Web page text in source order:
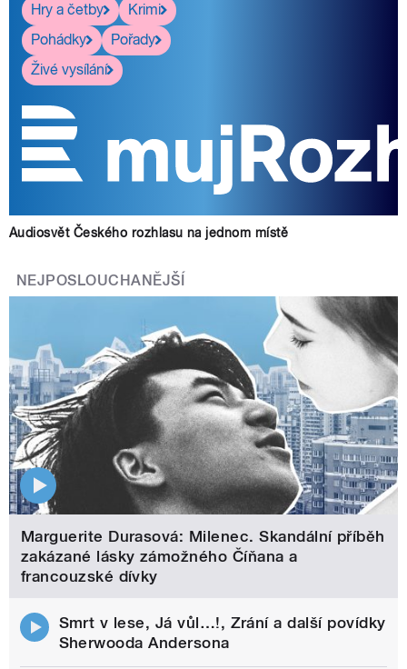
Hry a četby
Krimi
Pohádky
Pořady
Živé vysílání
Audiosvět Českého rozhlasu na jednom místě
NEJPOSLOUCHANĚJŠÍ
Marguerite Durasová: Milenec. Skandální příběh
zakázané lásky zámožného Číňana a
francouzské dívky
Smrt v lese, Já vůl…!, Zrání a další povídky
Sherwooda Andersona